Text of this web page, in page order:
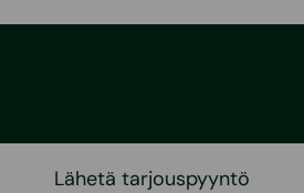
Lähetä tarjouspyyntö